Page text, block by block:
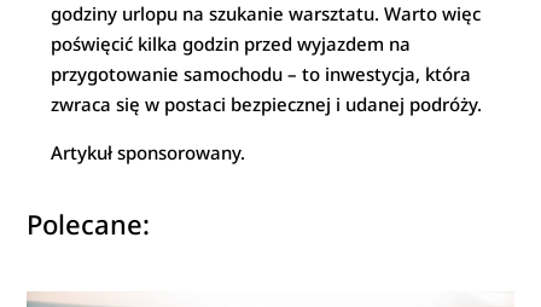
godziny urlopu na szukanie warsztatu. Warto więc
poświęcić kilka godzin przed wyjazdem na
przygotowanie samochodu – to inwestycja, która
zwraca się w postaci bezpiecznej i udanej podróży.
Artykuł sponsorowany.
Polecane: